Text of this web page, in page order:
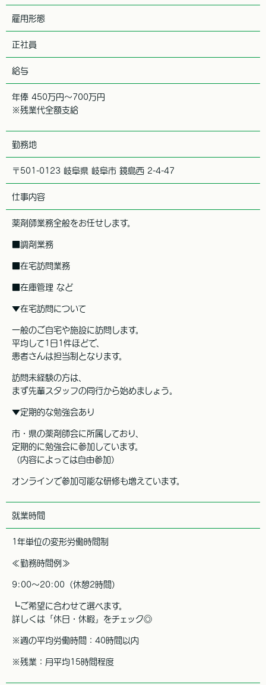
雇用形態
正社員
給与
年俸 450万円〜700万円
※残業代全額支給
勤務地
〒501-0123 岐阜県 岐阜市 鏡島西 2-4-47
仕事内容
薬剤師業務全般をお任せします。
■調剤業務
■在宅訪問業務
■在庫管理 など
▼在宅訪問について
一般のご自宅や施設に訪問します。
平均して1日1件ほどで、
患者さんは担当制となります。
訪問未経験の方は、
まず先輩スタッフの同行から始めましょう。
▼定期的な勉強会あり
市・県の薬剤師会に所属しており、
定期的に勉強会に参加しています。
（内容によっては自由参加）
オンラインで参加可能な研修も増えています。
就業時間
1年単位の変形労働時間制
≪勤務時間例≫
9:00～20:00（休憩2時間）
┗ご希望に合わせて選べます。
詳しくは「休日・休暇」をチェック◎
※週の平均労働時間：40時間以内
※残業：月平均15時間程度